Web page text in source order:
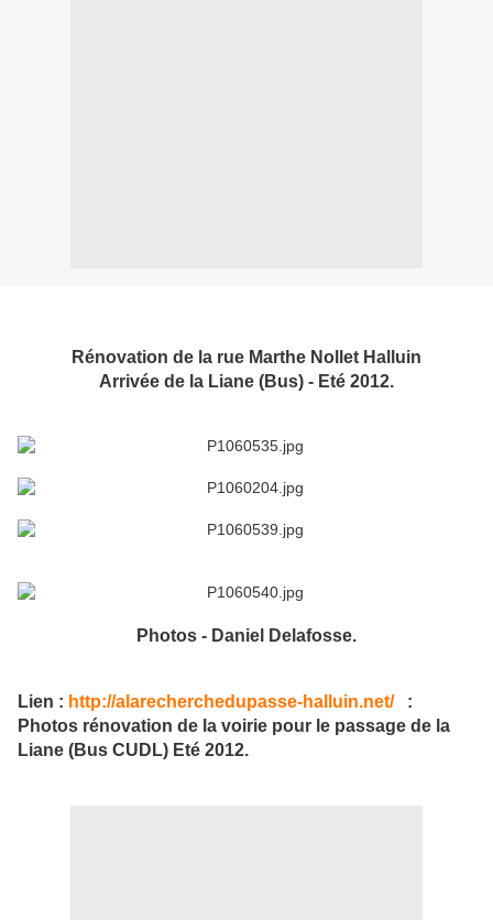
Rénovation de la rue Marthe Nollet Halluin
Arrivée de la Liane (Bus) - Eté 2012.
Photos - Daniel Delafosse.
Lien : http://alarecherchedupasse-halluin.net/:
Photos rénovation de la voirie pour le passage de la
Liane (Bus CUDL) Eté 2012.